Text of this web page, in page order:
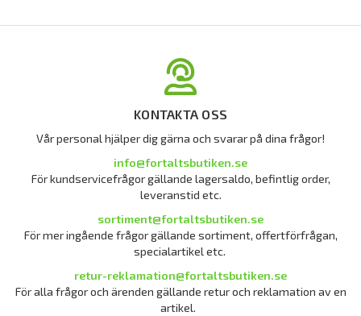
KONTAKTA OSS
Vår personal hjälper dig gärna och svarar på dina frågor!
info@fortaltsbutiken.se
För kundservicefrågor gällande lagersaldo, befintlig order,
leveranstid etc.
sortiment@fortaltsbutiken.se
För mer ingående frågor gällande sortiment, offertförfrågan,
specialartikel etc.
retur-reklamation@fortaltsbutiken.se
För alla frågor och ärenden gällande retur och reklamation av en
artikel.